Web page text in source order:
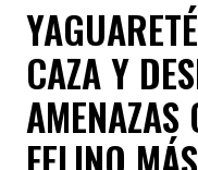
CAZA Y